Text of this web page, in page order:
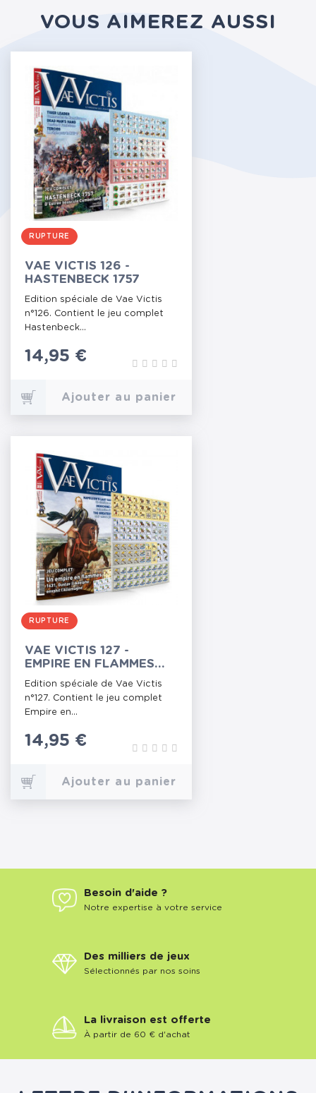
VOUS AIMEREZ AUSSI
RUPTURE
VAE VICTIS 126 -
HASTENBECK 1757
Edition spéciale de Vae Victis
n°126. Contient le jeu complet
Hastenbeck...
Prix
14,95 €
Ajouter au panier
RUPTURE
VAE VICTIS 127 -
EMPIRE EN FLAMMES
1631
Edition spéciale de Vae Victis
n°127. Contient le jeu complet
Empire en...
Prix
14,95 €
Ajouter au panier
Besoin d'aide ?
Notre expertise à votre service
Des milliers de jeux
Sélectionnés par nos soins
La livraison est offerte
À partir de 60 € d'achat